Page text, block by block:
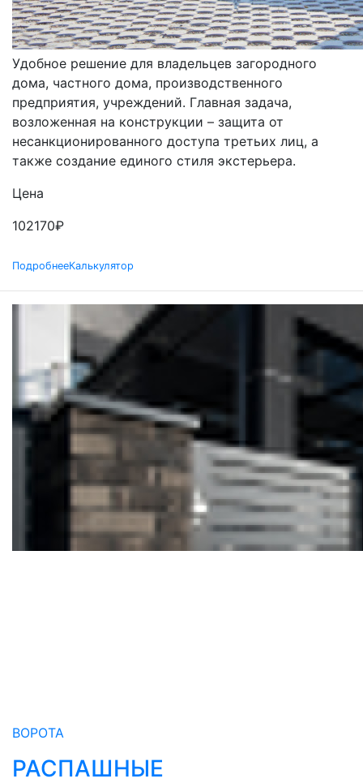
ОТКАТНЫЕ
Удобное решение для владельцев загородного
дома, частного дома, производственного
предприятия, учреждений. Главная задача,
возложенная на конструкции – защита от
несанкционированного доступа третьих лиц, а
также создание единого стиля экстерьера.
Цена
102170₽
ПодробнееКалькулятор
ВОРОТА
РАСПАШНЫЕ